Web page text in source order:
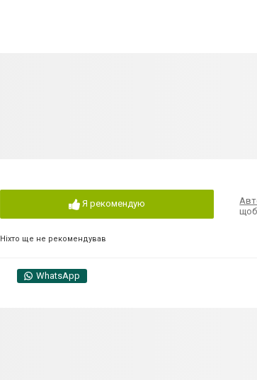
Я рекомендую
Ніхто ще не рекомендував
щоб
WhatsApp